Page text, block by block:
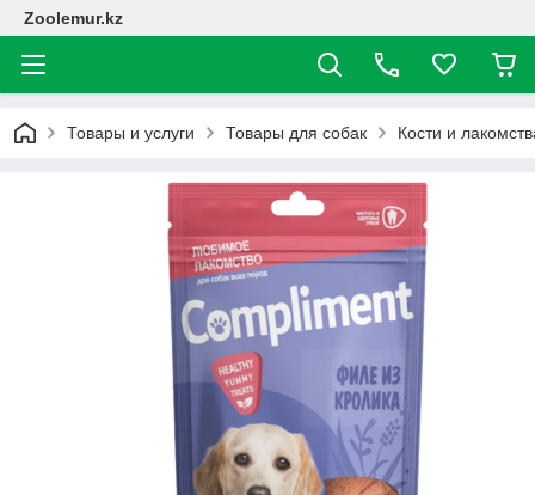
Zoolemur.kz
Товары и услуги Товары для собак Кости и